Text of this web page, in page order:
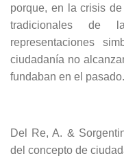
porque, en la crisis
tradicionales de
representaciones
ciudadanía no
fundaban en el pasado.
Del Re, A. &
del concepto de